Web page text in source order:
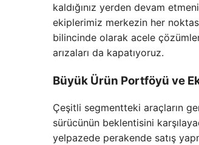
kaldığınız yerden devam
ekiplerimiz merkezin her
bilincinde olarak acele
arızaları da kapatıyoruz.
Büyük Ürün Portföyü ve
Çeşitli segmentteki araçların
sürücünün beklentisini
yelpazede perakende satış